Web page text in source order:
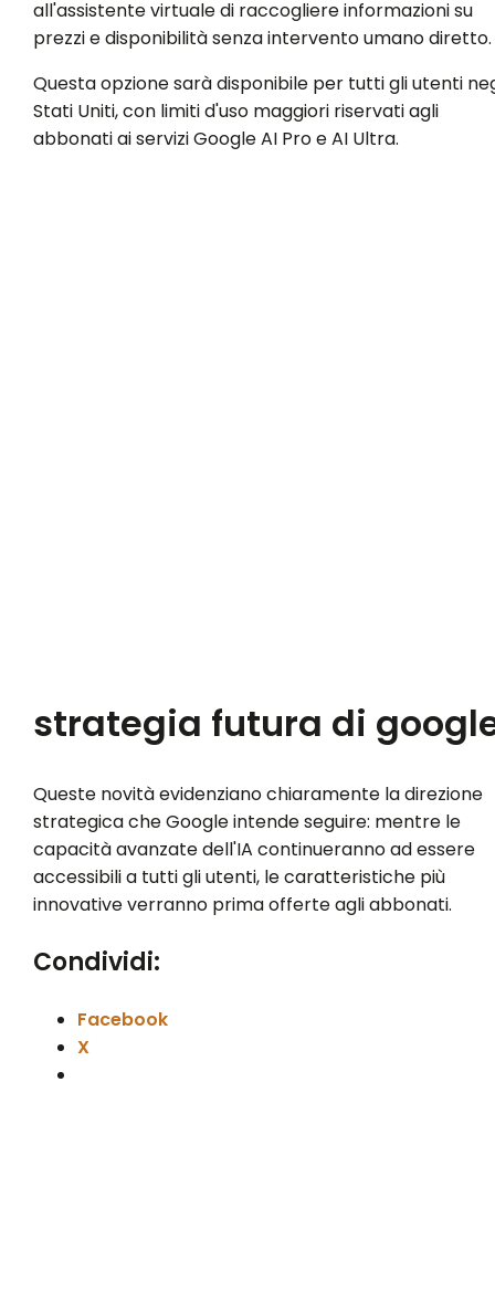
all'assistente virtuale di raccogliere informazioni su
prezzi e disponibilità senza intervento umano diretto.
Questa opzione sarà disponibile per tutti gli utenti
Stati Uniti, con limiti d'uso maggiori riservati agli
abbonati ai servizi Google AI Pro e AI Ultra.
strategia futura di
Queste novità evidenziano chiaramente la direzione
strategica che Google intende seguire: mentre le
capacità avanzate dell'IA continueranno ad essere
accessibili a tutti gli utenti, le caratteristiche più
innovative verranno prima offerte agli abbonati.
Condividi:
Facebook
X